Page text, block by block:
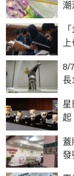
潮
8/
星
起
蓋
發